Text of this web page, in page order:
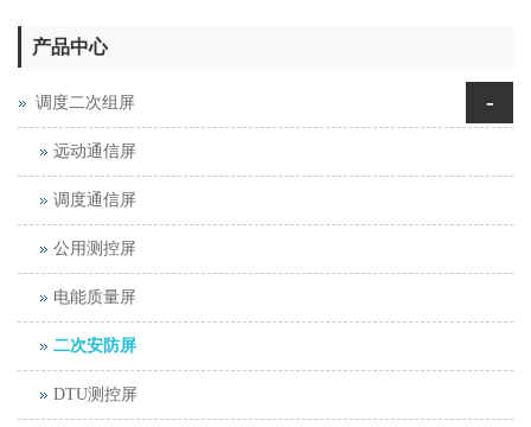
产品中心
调度二次组屏 -
远动通信屏
调度通信屏
公用测控屏
电能质量屏
二次安防屏
DTU测控屏